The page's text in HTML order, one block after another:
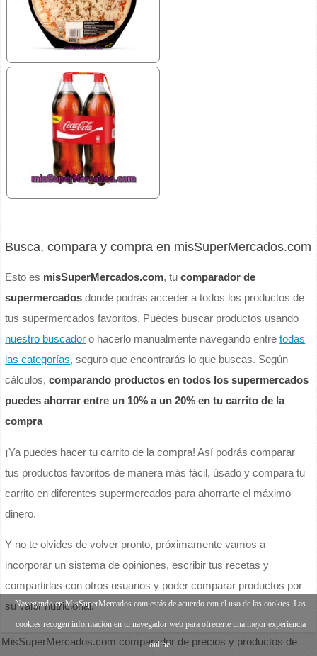
Busca, compara y compra en misSuperMercados.com
Esto es misSuperMercados.com, tucomparador de
supermercados donde podrás acceder a todos los productos de
tus supermercados favoritos. Puedes buscar productos usando
nuestro buscador o hacerlo manualmente navegando entretodas
las categorías, seguro que encontrarás lo que buscas. Según
cálculos,comparando productos en todos los supermercados
puedes ahorrar entre un 10% a un 20% en tu carrito de la
compra
¡Ya puedes hacer tu carrito de la compra! Así podrás comparar
tus productos favoritos de manera más fácil, úsado y compara tu
carrito en diferentes supermercados para ahorrarte el máximo
dinero.
Y no te olvides de volver pronto, próximamente vamos a
incorporar un sistema de opiniones, escribir tus recetas y
compartirlas con otros usuarios y poder comparar productos por
su valor nutricional.
MisSuperMercados.com comparador de precios y productos de
Navegando en MisSuperMercados.com estás de acuerdo con el uso de las cookies. Las
cookies recogen información en tu navegador web para ofrecerte una mejor experiencia
online.